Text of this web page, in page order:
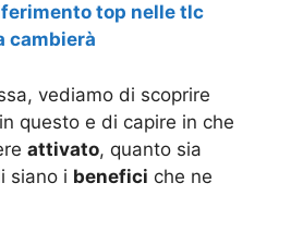
top nelle tlc
cambierà
vediamo di scoprire
in questo e di capire in che
attivato, quanto sia
siano i benefici che ne